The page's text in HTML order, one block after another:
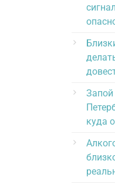
Запой
куда